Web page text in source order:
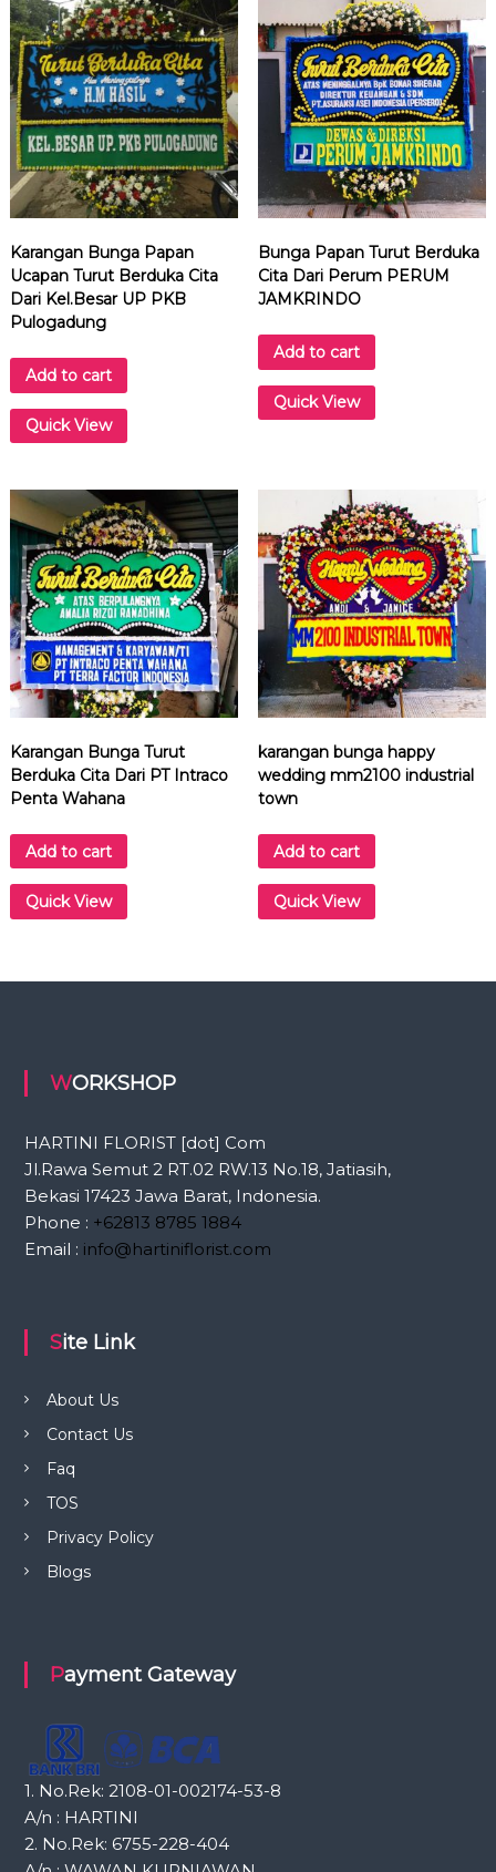
t
a
h
u
n
d
a
i
b
a
n
k
B
I
a
g
d
e
o
k
q
u
a
i
t
y
Karangan Bunga Papan
Ucapan Turut Berduka Cita
Dari Kel.Besar UP PKB
Pulogadung
Add to cart
Quick View
Bunga Papan Turut Berduka
Cita Dari Perum PERUM
JAMKRINDO
Add to cart
Quick View
Karangan Bunga Turut
Berduka Cita Dari PT Intraco
Penta Wahana
Add to cart
Quick View
karangan bunga happy
wedding mm2100 industrial
town
Add to cart
Quick View
WORKSHOP
HARTINI FLORIST [dot] Com
Jl.Rawa Semut 2 RT.02 RW.13 No.18, Jatiasih,
Bekasi 17423 Jawa Barat, Indonesia.
Phone : +62813 8785 1884
Email : info@hartiniflorist.com
Site Link
About Us
Contact Us
Faq
TOS
Privacy Policy
Blogs
Payment Gateway
1. No.Rek: 2108-01-002174-53-8
A/n : HARTINI
2. No.Rek: 6755-228-404